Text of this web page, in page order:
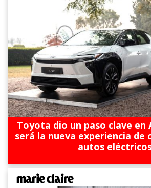
Toyota dio un paso clave en
será la nueva experiencia de
autos